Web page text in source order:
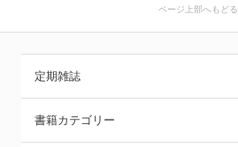
ページ上部へもどる
定期雑誌
書籍カテゴリー